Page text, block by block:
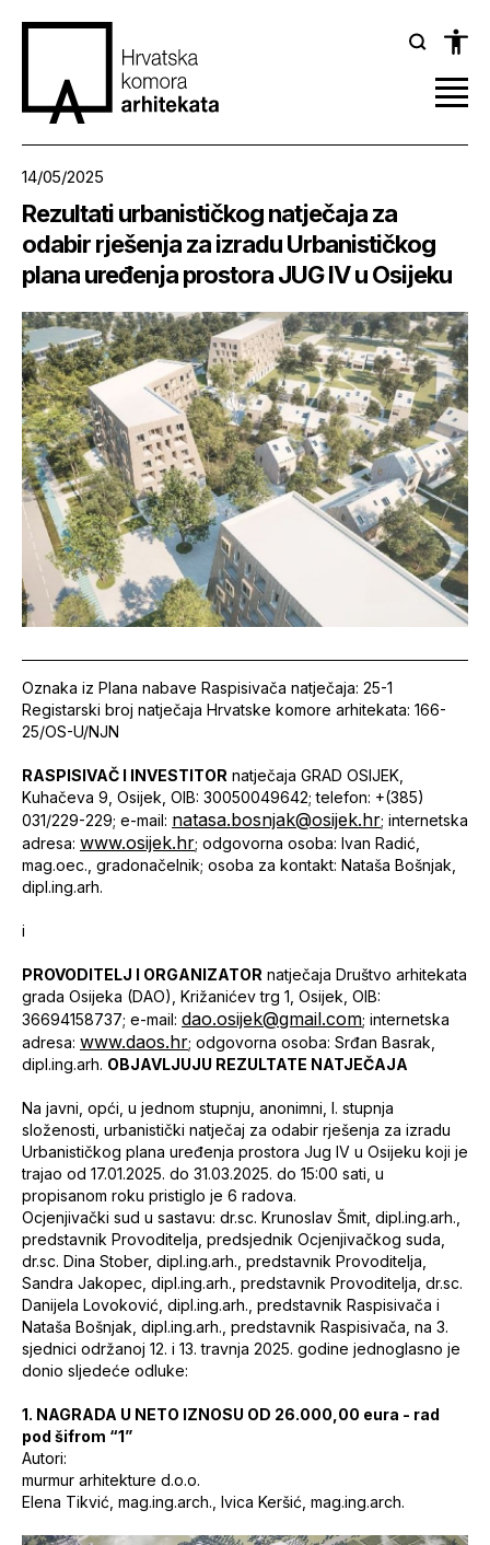
14/05/2025
Rezultati urbanističkog natječaja za
odabir rješenja za izradu Urbanističkog
plana uređenja prostora JUG IV u Osijeku
Oznaka iz Plana nabave Raspisivača natječaja: 25-1
Registarski broj natječaja Hrvatske komore arhitekata: 166-
25/OS-U/NJN
RASPISIVAČ I INVESTITOR natječaja GRAD OSIJEK,
Kuhačeva 9, Osijek, OIB: 30050049642; telefon: +(385)
031/229-229; e-mail: natasa.bosnjak@osijek.hr; internetska
adresa: www.osijek.hr; odgovorna osoba: Ivan Radić,
mag.oec., gradonačelnik; osoba za kontakt: Nataša Bošnjak,
dipl.ing.arh.
i
PROVODITELJ I ORGANIZATOR natječaja Društvo arhitekata
grada Osijeka (DAO), Križanićev trg 1, Osijek, OIB:
36694158737; e-mail: dao.osijek@gmail.com; internetska
adresa: www.daos.hr; odgovorna osoba: Srđan Basrak,
dipl.ing.arh. OBJAVLJUJU REZULTATE NATJEČAJA
Na javni, opći, u jednom stupnju, anonimni, I. stupnja
složenosti, urbanistički natječaj za odabir rješenja za izradu
Urbanističkog plana uređenja prostora Jug IV u Osijeku koji je
trajao od 17.01.2025. do 31.03.2025. do 15:00 sati, u
propisanom roku pristiglo je 6 radova.
Ocjenjivački sud u sastavu: dr.sc. Krunoslav Šmit, dipl.ing.arh.,
predstavnik Provoditelja, predsjednik Ocjenjivačkog suda,
dr.sc. Dina Stober, dipl.ing.arh., predstavnik Provoditelja,
Sandra Jakopec, dipl.ing.arh., predstavnik Provoditelja, dr.sc.
Danijela Lovoković, dipl.ing.arh., predstavnik Raspisivača i
Nataša Bošnjak, dipl.ing.arh., predstavnik Raspisivača, na 3.
sjednici održanoj 12. i 13. travnja 2025. godine jednoglasno je
donio sljedeće odluke:
1. NAGRADA U NETO IZNOSU OD 26.000,00 eura - rad
pod šifrom “1”
Autori:
murmur arhitekture d.o.o.
Elena Tikvić, mag.ing.arch., Ivica Keršić, mag.ing.arch.